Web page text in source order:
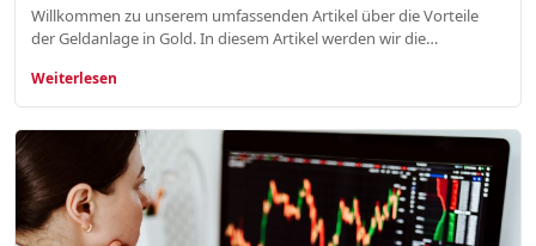
Willkommen zu unserem umfassenden Artikel über die Vorteile
der Geldanlage in Gold. In diesem Artikel werden wir die…
Weiterlesen